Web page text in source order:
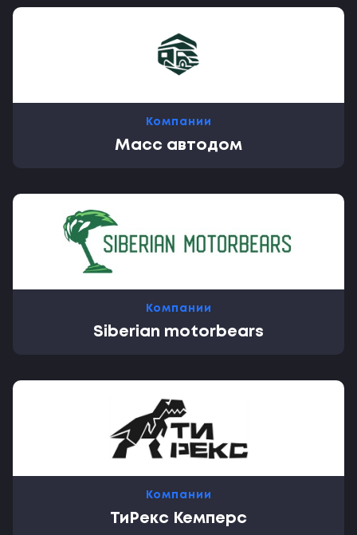
Компании
Масс автодом
Компании
Siberian motorbears
Компании
ТиРекс Кемперс